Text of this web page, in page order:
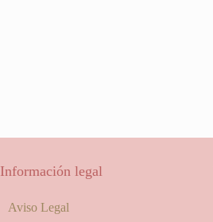
Información legal
Aviso Legal